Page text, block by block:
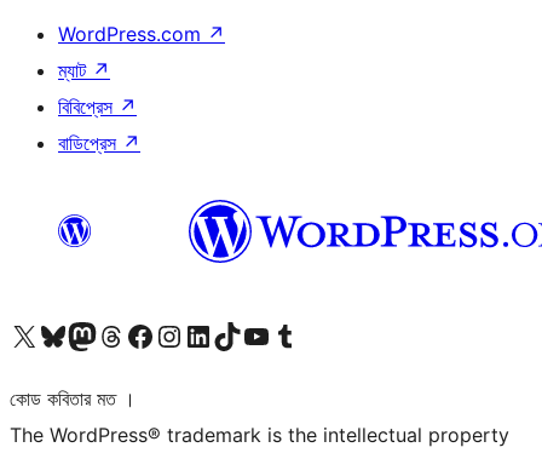
WordPress.com ↗
ম্যাট ↗
বিবিপ্রেস ↗
বাডিপ্রেস ↗
আমাদের X (আগের টুইটার) অ্যাকাউন্টে যানআমাদের Bluesky অ্যাকাউন্টটি দেখুনআমাদের মাস্টোডন অ্যাকাউন্টটি দেখুনআমাদের থ্রেডস অ্যাকাউন্টটি দেখুনআমাদের ফেসবুক পেজ দেখুনআমাদের ইন্সটাগ্রাম অ্যাকাউন্ট দেখুনআমাদের লিঙ্কডইন অ্যাকাউন্টে যানআমাদের TikTok অ্যাকাউন্টটি দেখুনআমাদের ইউটিউব চ্যানেলে যান আমাদের টাম্বলার অ্যাকাউন্ট দেখুন
কোড কবিতার মত ।
The WordPress® trademark is the intellectual property